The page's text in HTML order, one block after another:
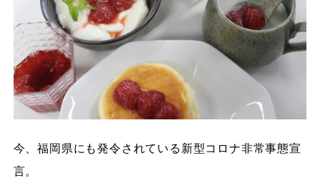
今、福岡県にも発令されている新型コロナ非常事態宣
言。